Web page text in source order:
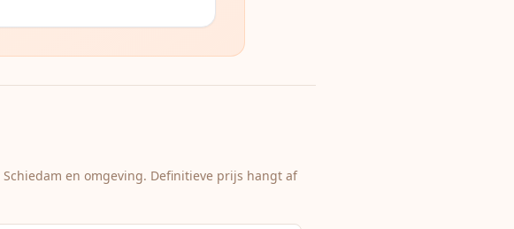
Schiedam en omgeving. Definitieve prijs hangt af